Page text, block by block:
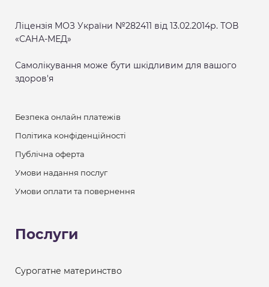
Ліцензія МОЗ України №282411 від 13.02.2014р. ТОВ
«САНА-МЕД»
Самолікування може бути шкідливим для вашого
здоров'я
Безпека онлайн платежів
Політика конфіденційності
Публічна оферта
Умови надання послуг
Умови оплати та повернення
Послуги
Сурогатне материнство